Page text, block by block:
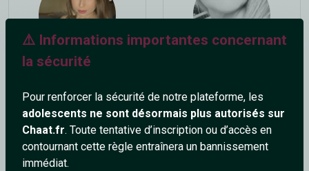
⚠️ Informations importantes concernant
la sécurité
Pour renforcer la sécurité de notre plateforme, les
adolescents ne sont désormais plus autorisés sur
Chaat.fr. Toute tentative d’inscription ou d’accès en
contournant cette règle entraînera un bannissement
immédiat.
23 ans 37 ans